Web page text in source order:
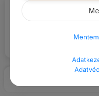
#EZT BESZÉLIK…
A kapcsolatok felszínesek lettek,
engedni másokat.